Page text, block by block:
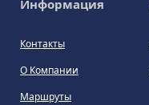
Информация
Контакты
О Компании
Маршруты